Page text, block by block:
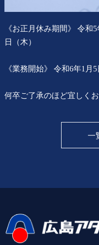
《お正月休み期間》 令和
日（木）
《業務開始》 令和6年1月
何卒ご了承のほど宜しく
一